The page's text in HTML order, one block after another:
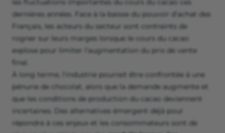
les fluctuations importantes du cours du cacao ces
dernières années. Face à la baisse du pouvoir d’achat des
Français, les acteurs du secteur sont contraints de
rogner sur leurs marges lorsque le cours du cacao
explose pour limiter l’augmentation du prix de vente
final.
À long terme, l'industrie pourrait être confrontée à une
pénurie de chocolat, alors que la demande augmente et
que les conditions de production du cacao deviennent
incertaines. Des alternatives émergent déjà pour
répondre à ces enjeux et les consommateurs sont de